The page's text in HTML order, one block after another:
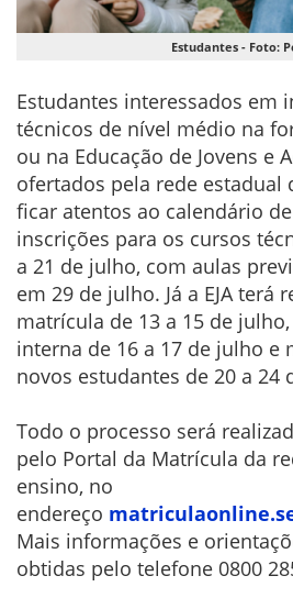
Estudantes - Foto:
Estudantes interessados em
técnicos de nível médio na
ou na Educação de Jovens e
ofertados pela rede estadual
ficar atentos ao calendário
inscrições para os cursos
a 21 de julho, com aulas
em 29 de julho. Já a EJA terá
matrícula de 13 a 15 de
interna de 16 a 17 de julho e
novos estudantes de 20 a 24
Todo o processo será
pelo Portal da Matrícula da
ensino, no
endereço
Mais informações e
obtidas pelo telefone 0800